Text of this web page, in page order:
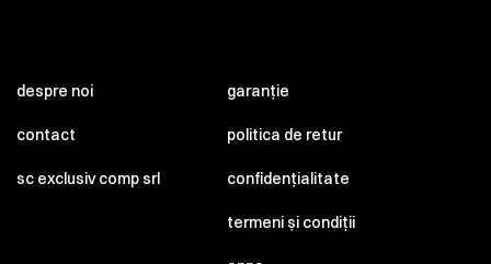
despre noi
contact
sc exclusiv comp srl
garanție
politica de retur
confidențialitate
termeni și condiții